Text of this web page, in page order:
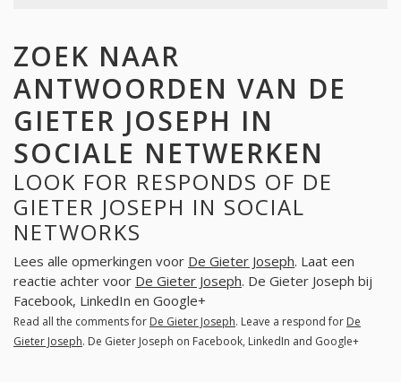
ZOEK NAAR
ANTWOORDEN VAN DE
GIETER JOSEPH IN
SOCIALE NETWERKEN
LOOK FOR RESPONDS OF DE
GIETER JOSEPH IN SOCIAL
NETWORKS
Lees alle opmerkingen voor De Gieter Joseph. Laat een
reactie achter voor De Gieter Joseph. De Gieter Joseph bij
Facebook, LinkedIn en Google+
Read all the comments for De Gieter Joseph. Leave a respond for De
Gieter Joseph. De Gieter Joseph on Facebook, LinkedIn and Google+